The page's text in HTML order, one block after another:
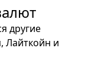
другие
Лайткойн и